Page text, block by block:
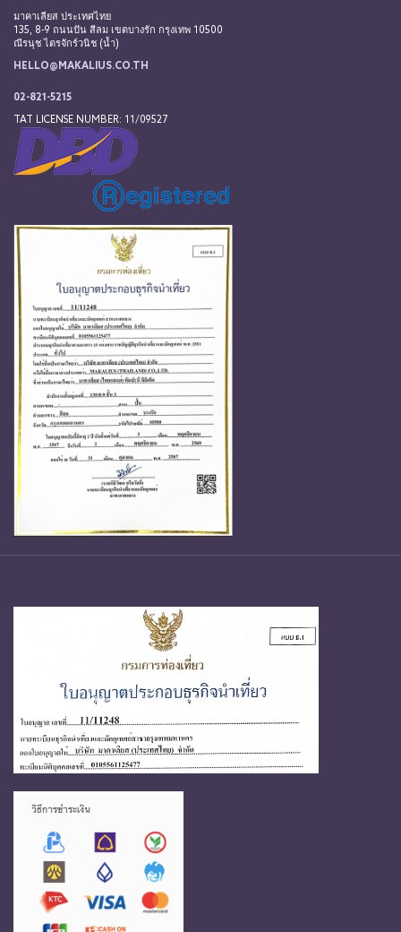
มาคาเลียส ประเทศไทย
135, 8-9 ถนนปัน สีลม เขตบางรัก กรุงเทพ 10500
ณีรนุช ไตรจักร์วนิช (น้ำ)
HELLO@MAKALIUS.CO.TH
02-821-5215
TAT LICENSE NUMBER: 11/09527